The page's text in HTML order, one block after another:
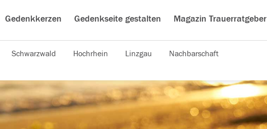
Gedenkkerzen Gedenkseite gestalten Magazin Trauerratgeber
Schwarzwald Hochrhein Linzgau Nachbarschaft